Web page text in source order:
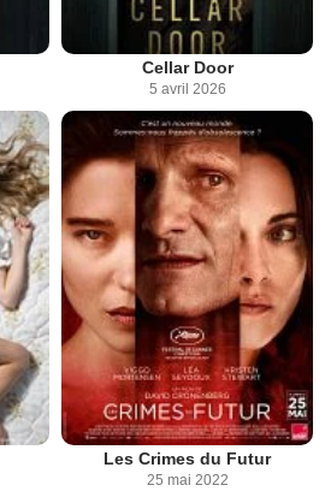
Cellar Door
5 avril 2026
Les Crimes du Futur
25 mai 2022